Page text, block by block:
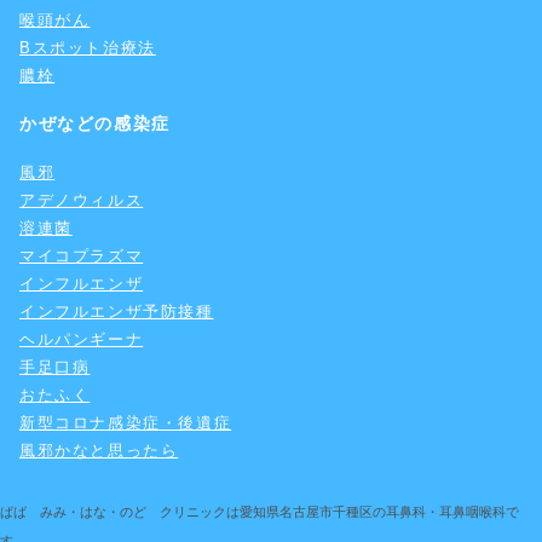
喉頭がん
Bスポット治療法
膿栓
かぜなどの感染症
風邪
アデノウィルス
溶連菌
マイコプラズマ
インフルエンザ
インフルエンザ予防接種
ヘルパンギーナ
手足口病
おたふく
新型コロナ感染症・後遺症
風邪かなと思ったら
ばば みみ・はな・のど クリニックは愛知県名古屋市千種区の耳鼻科・耳鼻咽喉科で